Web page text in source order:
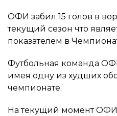
ОФИ забил 15 голов в
текущий сезон что
показателем в
Футбольная команда
имея одну из худших
чемпионате.
На текущий момент ОФИ